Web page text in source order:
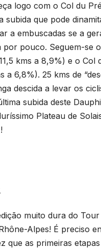
logo com o Col du
subida que pode
a embuscadas se a
por pouco. Seguem-se
kms a 8,9%) e o Col
a 6,8%). 25 kms de
descida a levar os
subida deste
Plateau de
muito dura do Tour
Alpes! É preciso
que as primeiras